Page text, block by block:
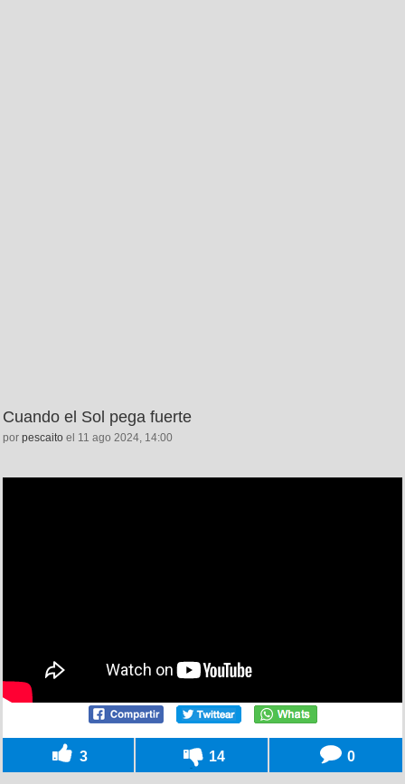
Cuando el Sol pega fuerte
por pescaito el 11 ago 2024, 14:00
3 14 0